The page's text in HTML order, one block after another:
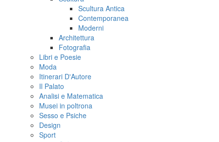
Scultura Antica
Contemporanea
Moderni
Architettura
Fotografia
Libri e Poesie
Moda
Itinerari D'Autore
Il Palato
Analisi e Matematica
Musei in poltrona
Sesso e Psiche
Design
Sport